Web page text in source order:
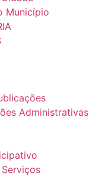
Município
Administrativas